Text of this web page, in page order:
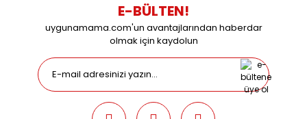
E-BÜLTEN!
uygunamama.com'un avantajlarından haberdar
olmak için kaydolun